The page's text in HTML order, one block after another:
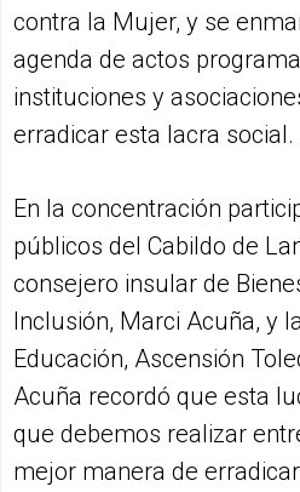
contra la Mujer, y se
agenda de actos
instituciones y
erradicar esta lacra social.
En la concentración
públicos del Cabildo de
consejero insular de
Inclusión, Marci Acuña, y
Educación, Ascensión
Acuña recordó que esta
que debemos realizar
mejor manera de